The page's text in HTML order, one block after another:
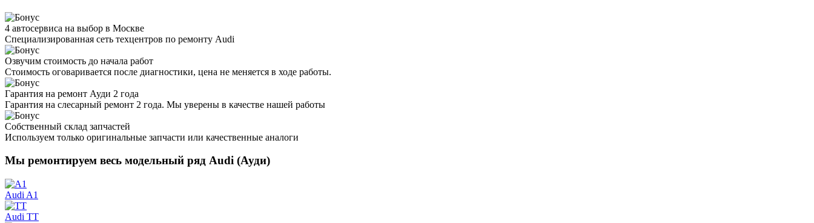
4 автосервиса на выбор в Москве
Специализированная сеть техцентров по ремонту Audi
Озвучим стоимость до начала работ
Стоимость оговаривается после диагностики, цена не меняется в ходе работы.
Гарантия на ремонт Ауди 2 года
Гарантия на слесарный ремонт 2 года. Мы уверены в качестве нашей работы
Собственный склад запчастей
Используем только оригинальные запчасти или качественные аналоги
Мы ремонтируем весь модельный ряд Audi (Ауди)
Audi A1
Audi TT